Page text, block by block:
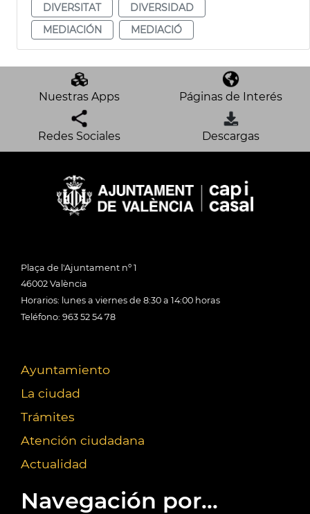
DIVERSITAT
DIVERSIDAD
MEDIACIÓN
MEDIACIÓ
Nuestras Apps Páginas de Interés
Redes Sociales Descargas
Plaça de l'Ajuntament nº 1
46002 València
Horarios: lunes a viernes de 8:30 a 14:00 horas
Teléfono: 963 52 54 78
Ayuntamiento
La ciudad
Trámites
Atención ciudadana
Actualidad
Navegación por...